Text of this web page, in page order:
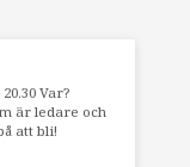
Var?
är ledare och
att bli!